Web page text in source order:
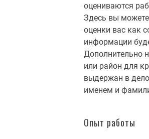
оцениваются
Здесь вы
оценки вас как
информации
Дополнительно
или район для
выдержан в
именем и
Опыт работы